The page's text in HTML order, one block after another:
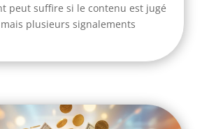
peut suffire si le contenu est jugé
plusieurs signalements